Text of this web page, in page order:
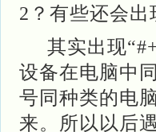
2？有些还会
其实出现“#+
设备在电脑中
号同种类的电
来。所以以后